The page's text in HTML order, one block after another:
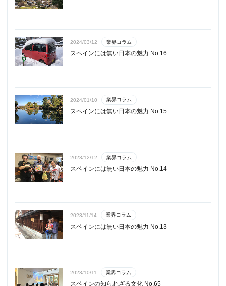
2024/03/12 業界コラム
スペインには無い日本の魅力 No.16
2024/01/10 業界コラム
スペインには無い日本の魅力 No.15
2023/12/12 業界コラム
スペインには無い日本の魅力 No.14
2023/11/14 業界コラム
スペインには無い日本の魅力 No.13
2023/10/11 業界コラム
スペインの知られざる文化 No.65